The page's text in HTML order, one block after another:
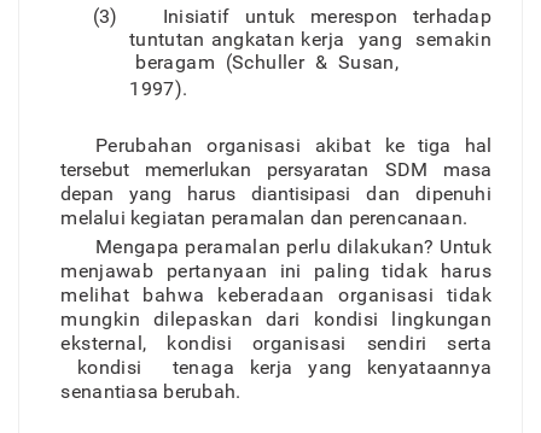
(3) Inisiatif untuk merespon terhadap
tuntutan angkatan kerja yang semakin
beragam (Schuller & Susan,
1997).
Perubahan organisasi akibat
ke tiga hal
tersebut memerlukan persyaratan
SDM masa
depan yang harus diantisipasidan dipenuhi
melalui kegiatan peramalan dan perencanaan.
Mengapa peramalan perl udilakukan? Untu k
menjawab pertanyaan ini palingtida k harus
melihat bahwa keberadaan organisasi tida k
mungkin dilepaskan dari kondisi lingkungan
eksternal , kondisi organisasi sendiri serta
kondisi tenaga kerja yang kenyataannya
senantiasa berubah.